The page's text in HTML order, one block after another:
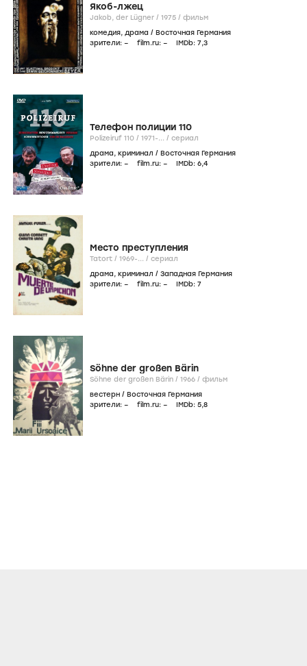
Якоб-лжец
Jakob, der Lügner / 1975 / фильм
комедия, драма / Восточная Германия
зрители: – film.ru: – IMDb: 7,3
Телефон полиции 110
Polizeiruf 110 / 1971-... / сериал
драма, криминал / Восточная Германия
зрители: – film.ru: – IMDb: 6,4
Место преступления
Tatort / 1969-... / сериал
драма, криминал / Западная Германия
зрители: – film.ru: – IMDb: 7
Söhne der großen Bärin
Söhne der großen Bärin / 1966 / фильм
вестерн / Восточная Германия
зрители: – film.ru: – IMDb: 5,8